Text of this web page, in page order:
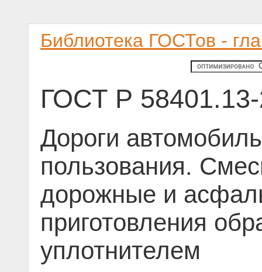
Библиотека ГОСТов -
ГОСТ Р
Дороги
пользования.
дорожные и
приготовления
уплотнителем